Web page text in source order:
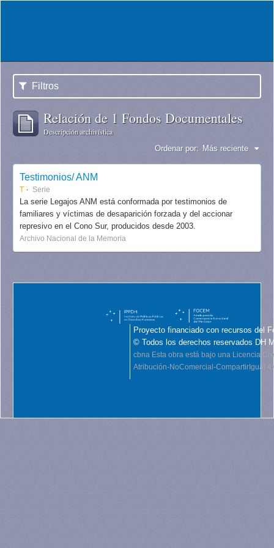
Filtros
Relación de 1 Fondos Documentales
Descripción archivística
Ordenar por: Más reciente
Testimonios/ ANM
T Serie
La serie Legajos ANM está conformada por testimonios de
familiares y víctimas de desaparición forzada y del accionar
represivo en el Cono Sur, producidos desde 2003.
Archivo Nacional de la Memoria
Proyecto financiado con recursos del
© Todos los derechos reservados DH
cbna Esta obra está bajo una Licencia
Atribución-NoComercial-CompartirIgual